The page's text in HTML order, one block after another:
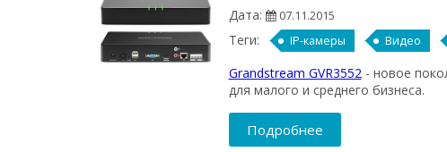
Дата: 07.11.2015
Теги: IP-камеры Видео
Grandstream GVR3552- новое
для малого и среднего бизнеса.
Подробнее